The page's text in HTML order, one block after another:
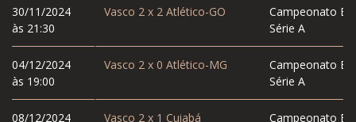
30/11/2024
às 21:30
04/12/2024
às 19:00
08/12/2024
Vasco 2 x 2Atlético-GO
Campeonato
Série A
Vasco 2 x 0 Atlético-MG
Campeonato
Série A
Vasco 2 x 1 Cuiabá
Campeonato